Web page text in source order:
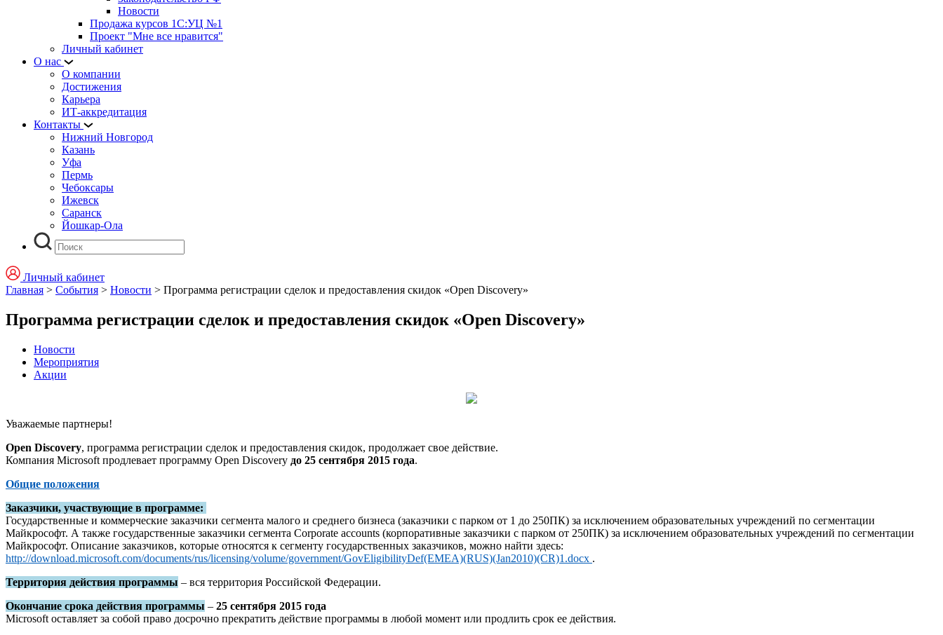
Новости
Продажа курсов 1С:УЦ №1
Проект "Мне все нравится"
Личный кабинет
О нас
О компании
Достижения
Карьера
ИТ-аккредитация
Контакты
Нижний Новгород
Казань
Уфа
Пермь
Чебоксары
Ижевск
Саранск
Йошкар-Ола
Личный кабинет
Главная > События > Новости > Программа регистрации сделок и предоставления скидок «Open Discovery»
Программа регистрации сделок и предоставления скидок «Open Discovery»
Новости
Мероприятия
Акции
Уважаемые партнеры!
Open Discovery, программа регистрации сделок и предоставления скидок, продолжает свое действие.
Компания Microsoft продлевает программу Open Discovery до 25 сентября 2015 года.
Общие положения
Заказчики, участвующие в программе:
Государственные и коммерческие заказчики сегмента малого и среднего бизнеса (заказчики с парком от 1 до 250ПК) за исключением образовательных учреждений по сегментации
Майкрософт. А также государственные заказчики сегмента Corporate accounts (корпоративные заказчики с парком от 250ПК) за исключением образовательных учреждений по сегментации
Майкрософт. Описание заказчиков, которые относятся к сегменту государственных заказчиков, можно найти здесь:
http://download.microsoft.com/documents/rus/licensing/volume/government/GovEligibilityDef(EMEA)(RUS)(Jan2010)(CR)1.docx .
Территория действия программы – вся территория Российской Федерации.
Окончание срока действия программы – 25 сентября 2015 года
Microsoft оставляет за собой право досрочно прекратить действие программы в любой момент или продлить срок ее действия.